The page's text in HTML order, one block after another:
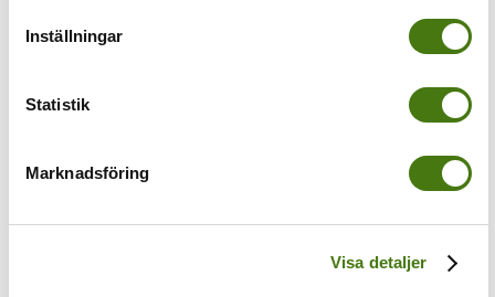
Inställningar
Statistik
Marknadsföring
Visa detaljer
AvAnna Kleinwichs Magnusson 2014-10-25T19:56:48+02:0025
Share This Story, Choose Your Platform!
Magnusson